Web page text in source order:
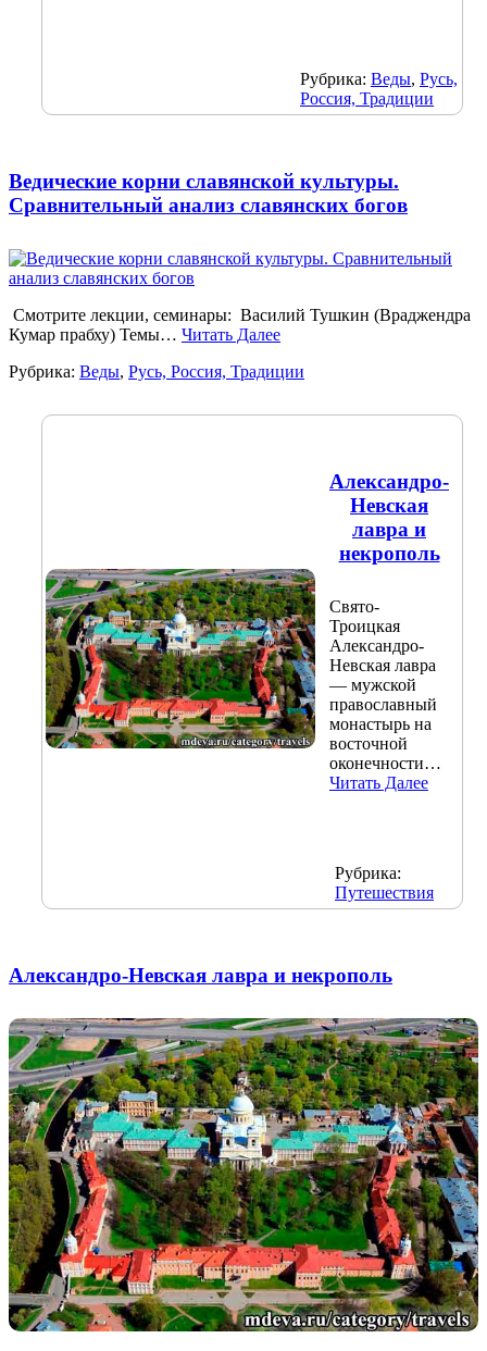
Рубрика: Веды, Русь,
Россия, Традиции
Ведические корни славянской культуры.
Сравнительный анализ славянских богов
Смотрите лекции, семинары: Василий Тушкин (Враджендра
Кумар прабху) Темы… Читать Далее
Рубрика: Веды, Русь, Россия, Традиции
Александро-
Невская
лавра и
некрополь
Свято-
Троицкая
Александро-
Невская лавра
— мужской
православный
монастырь на
восточной
оконечности…
Читать Далее
Рубрика:
Путешествия
Александро-Невская лавра и некрополь